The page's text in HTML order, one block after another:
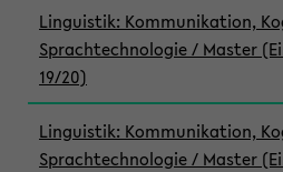
Linguistik: Kommunikation,
Sprachtechnologie / Master
19/20)
Linguistik: Kommunikation,
Sprachtechnologie / Master